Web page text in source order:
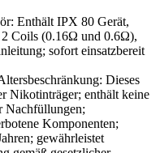
Enthält IPX 80 Gerät,
Coils (0.16Ω und 0.6Ω),
sofort einsatzbereit
Dieses
Nikotinträger; enthält keine
Nachfüllungen;
Komponenten;
gewährleistet